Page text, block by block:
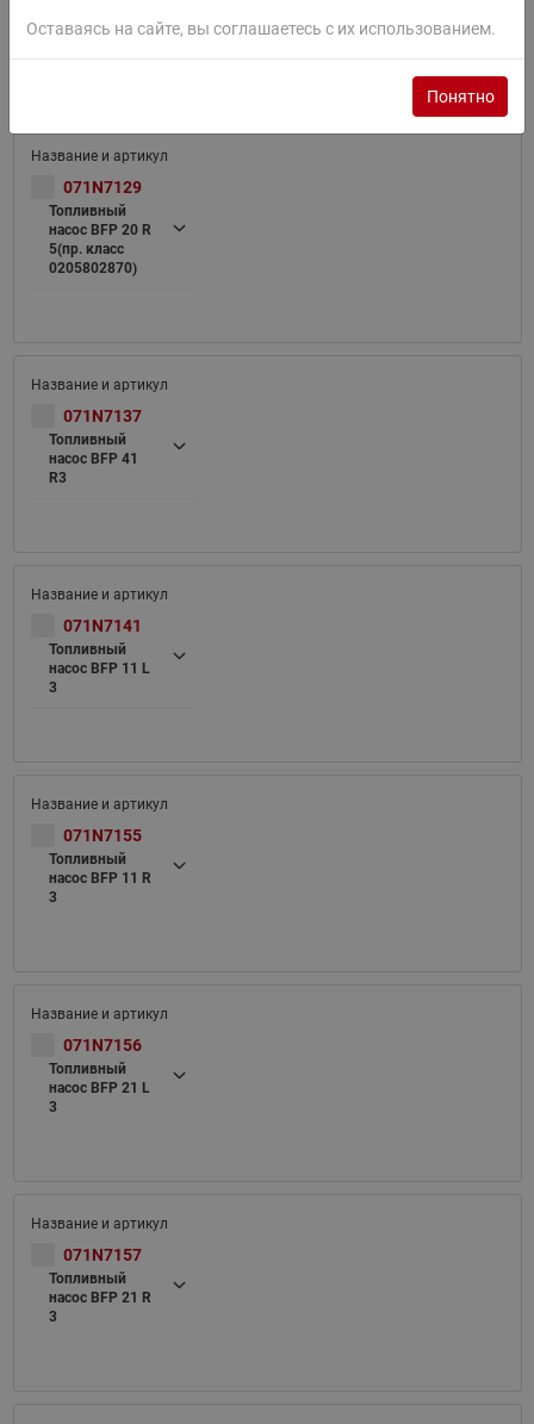
5
071N7129
Топливный
насос BFP 20 R
5(пр. класс
0205802870)
071N7137
Топливный
насос BFP 41
R3
071N7141
Топливный
насос BFP 11 L
3
071N7155
Топливный
насос BFP 11 R
3
071N7156
Топливный
насос BFP 21 L
3
071N7157
Топливный
насос BFP 21 R
3
Оставаясь на сайте, вы соглашаетесь с их использованием.
Понятно